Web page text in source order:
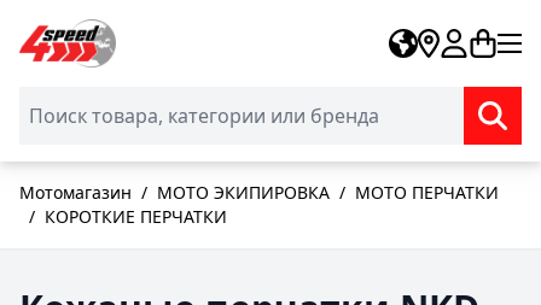
Skip to Content
Мотомагазин / МОТО ЭКИПИРОВКА / МОТО ПЕРЧАТКИ
/ КОРОТКИЕ ПЕРЧАТКИ